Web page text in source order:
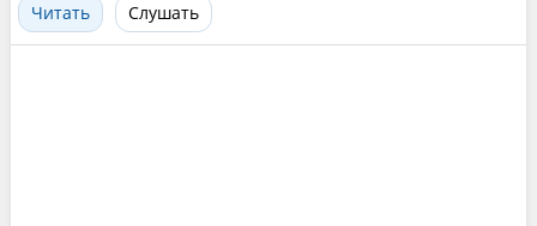
Читать Слушать